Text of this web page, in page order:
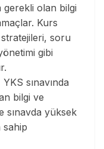
gerekli olan bilgi
Kurs
soru
gibi
sınavında
bilgi ve
sınavda yüksek
sahip